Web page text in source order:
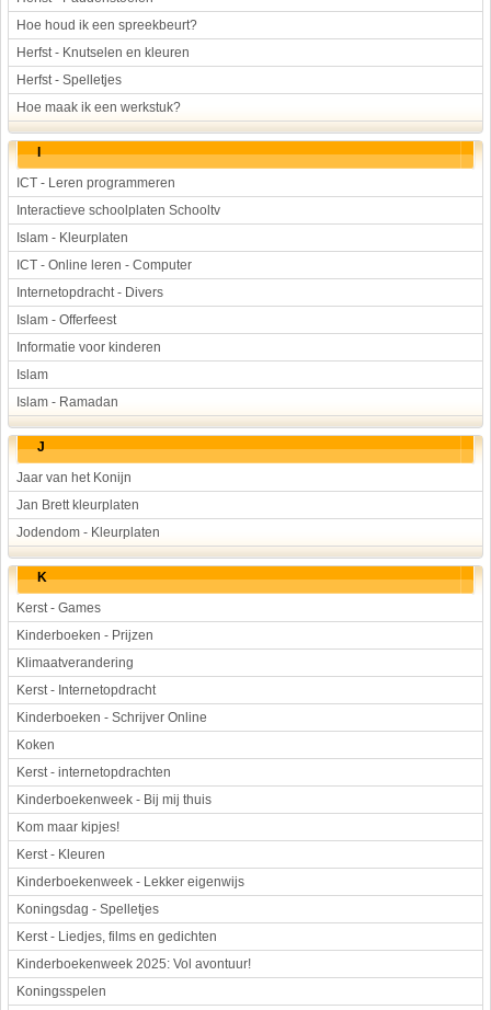
Hoe houd ik een spreekbeurt?
Herfst - Knutselen en kleuren
Herfst - Spelletjes
Hoe maak ik een werkstuk?
I
ICT - Leren programmeren
Interactieve schoolplaten Schooltv
Islam - Kleurplaten
ICT - Online leren - Computer
Internetopdracht - Divers
Islam - Offerfeest
Informatie voor kinderen
Islam
Islam - Ramadan
J
Jaar van het Konijn
Jan Brett kleurplaten
Jodendom - Kleurplaten
K
Kerst - Games
Kinderboeken - Prijzen
Klimaatverandering
Kerst - Internetopdracht
Kinderboeken - Schrijver Online
Koken
Kerst - internetopdrachten
Kinderboekenweek - Bij mij thuis
Kom maar kipjes!
Kerst - Kleuren
Kinderboekenweek - Lekker eigenwijs
Koningsdag - Spelletjes
Kerst - Liedjes, films en gedichten
Kinderboekenweek 2025: Vol avontuur!
Koningsspelen